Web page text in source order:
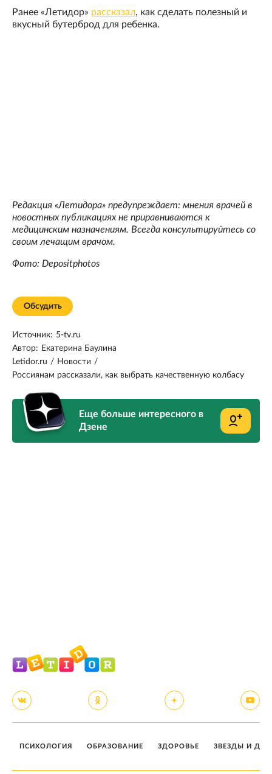
Ранее «Летидор» рассказал, как сделать полезный и
вкусный бутерброд для ребенка.
Редакция «Летидора» предупреждает: мнения врачей в
новостных публикациях не приравниваются к
медицинским назначениям. Всегда консультируйтесь со
своим лечащим врачом.
Фото: Depositphotos
Обсудить
Источник: 5-tv.ru
Автор: Екатерина Баулина
Letidor.ru / Новости /
Россиянам рассказали, как выбрать качественную колбасу
Еще больше интересного в
Дзене
ПСИХОЛОГИЯ ОБРАЗОВАНИЕ ЗДОРОВЬЕ ЗВЕЗДЫ И